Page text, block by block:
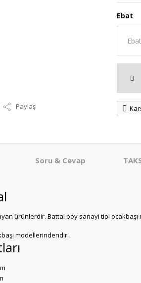
Paylaş
Ebat
Soru & Cevap
ürünlerdir. Battal boy sanayi tipi
modellerindendir.